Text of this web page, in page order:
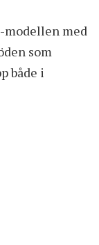
modellen med
som
både i